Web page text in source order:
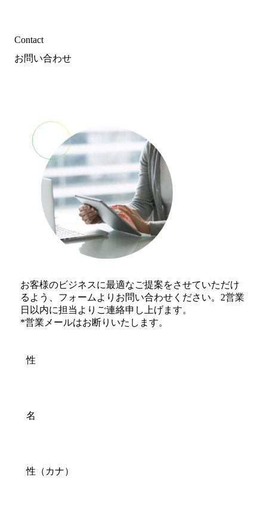
Contact
お問い合わせ
お客様のビジネスに最適なご提案をさせていただけ
るよう、フォームよりお問い合わせください。2営業
日以内に担当よりご連絡申し上げます。
*営業メールはお断りいたします。
性
名
性（カナ）